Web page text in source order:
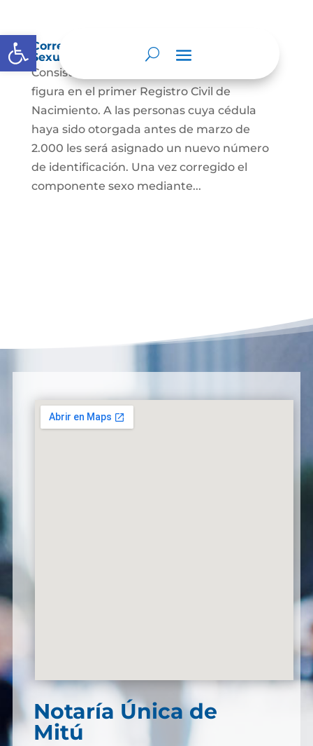
Abrir barra de herramientas
Corrección Componente de Identidad
Sexual en el Registro Civil de Nacimiento
Consiste en el cambio legal del sexo que
figura en el primer Registro Civil de
Nacimiento. A las personas cuya cédula
haya sido otorgada antes de marzo de
2.000 les será asignado un nuevo número
de identificación. Una vez corregido el
componente sexo mediante...
Notaría Única de
Mitú